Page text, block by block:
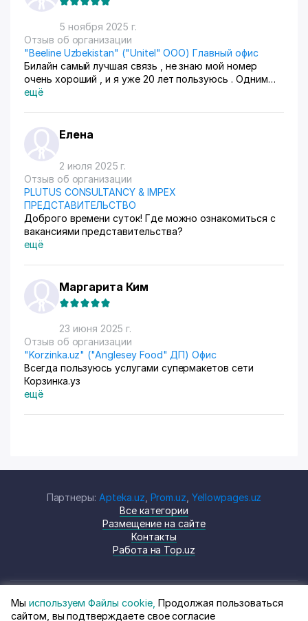
5 ноября 2025 г.
Отзыв об организации
"Beeline Uzbekistan" ("Unitel" ООО) Главный офис
Билайн самый лучшая связь , не знаю мой номер
очень хороший , и я уже 20 лет пользуюсь . Одним
номером ... Я доволен с воим номером ....
ещё
Елена
2 июля 2025 г.
Отзыв об организации
PLUTUS CONSULTANCY & IMPEX
ПРЕДСТАВИТЕЛЬСТВО
Доброго времени суток! Где можно ознакомиться с
вакансиями представительства?
ещё
Маргарита Ким
23 июня 2025 г.
Отзыв об организации
"Korzinka.uz" ("Anglesey Food" ДП) Офис
Всегда пользуюсь услугами супермакетов сети
Корзинка.уз
ещё
Партнеры: Apteka.uz Prom.uz ,Yellowpages.uz
Все категории
Размещение на сайте
Контакты
Работа на Top.uz
© Top.uz, 2024 Каталог компаний
Политика
Мы используем Файлы cookie, Продолжая пользоваться
сайтом, вы подтверждаете свое согласие